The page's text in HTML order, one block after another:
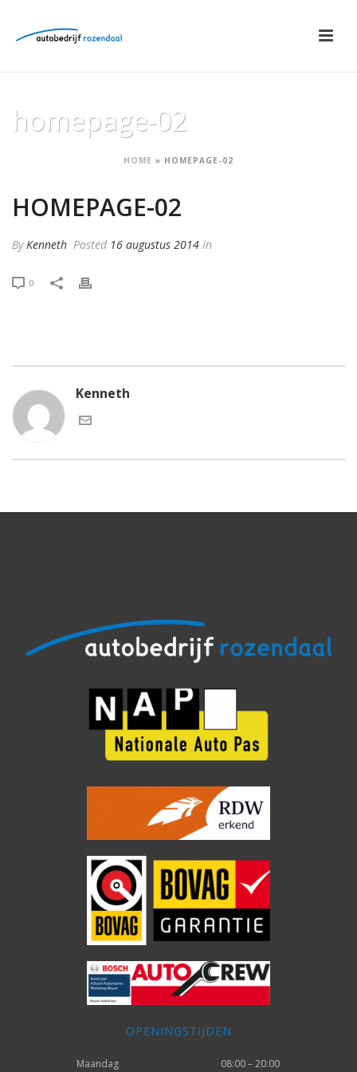
homepage-02
HOME » HOMEPAGE-02
HOMEPAGE-02
ByKenneth Posted 16 augustus 2014 In
0
Kenneth
OPENINGSTIJDEN
Maandag 08:00 – 20:00